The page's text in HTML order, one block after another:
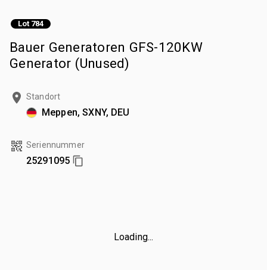
Lot 784
Bauer Generatoren GFS-120KW
Generator (Unused)
Standort
Meppen, SXNY, DEU
Seriennummer
25291095
Loading...